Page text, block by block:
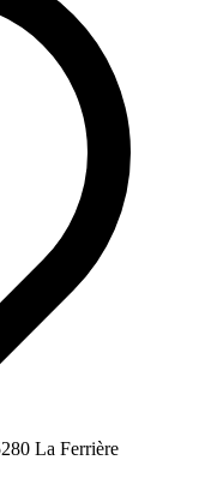
La Ferrière